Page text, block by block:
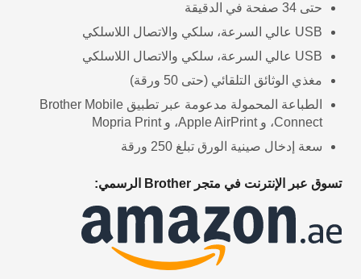
حتى 34 صفحة في الدقيقة
USB عالي السرعة، سلكي والاتصال اللاسلكي
USB عالي السرعة، سلكي والاتصال اللاسلكي
مغذي الوثائق التلقائي (حتى 50 ورقة)
الطباعة المحمولة مدعومة عبر تطبيق Brother Mobile
Connect، و Apple AirPrint، و Mopria Print
سعة إدخال صينية الورق تبلغ 250 ورقة
تسوق عبر الإنترنت في متجر Brother الرسمي: